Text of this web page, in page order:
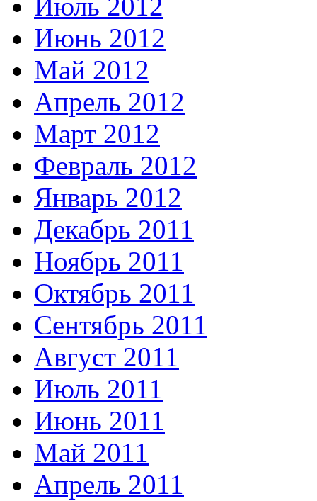
Июль 2012
Июнь 2012
Май 2012
Апрель 2012
Март 2012
Февраль 2012
Январь 2012
Декабрь 2011
Ноябрь 2011
Октябрь 2011
Сентябрь 2011
Август 2011
Июль 2011
Июнь 2011
Май 2011
Апрель 2011